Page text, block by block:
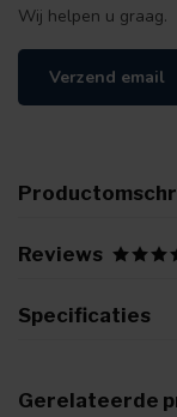
Wij helpen u graag.
Verzend email
Reviews
Specificaties
Gerelateerde